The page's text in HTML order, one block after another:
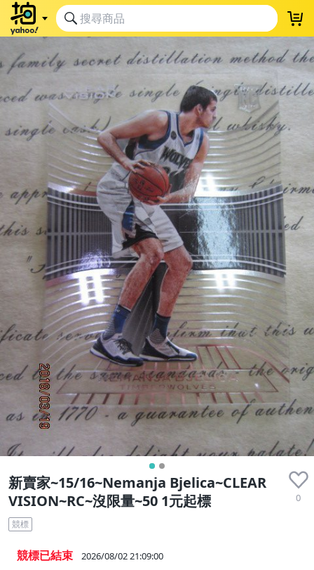
新賣家~15/16~Nemanja Bjelica~CLEAR
VISION~RC~沒限量~50 1元起標
0
競標
競標已結束 2026/08/02 21:09:00